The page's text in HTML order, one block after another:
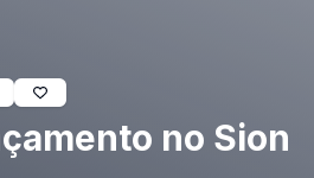
no Sion